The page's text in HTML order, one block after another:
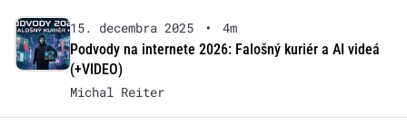
15. decembra 2025 •
4m
Podvody na internete 2026: Falošný kuriér a AI videá
(+VIDEO)
Michal Reiter